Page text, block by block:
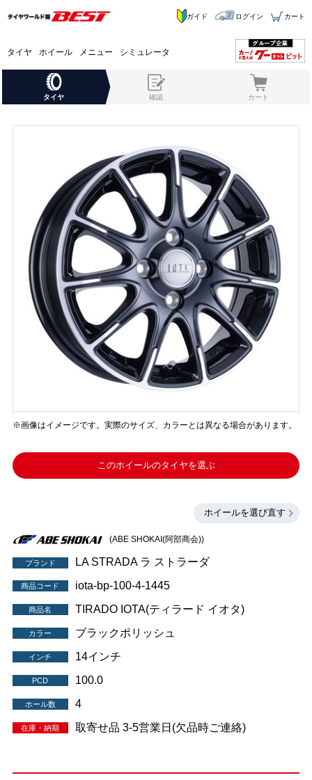
タイヤ ホイール メニュー シミュレータ
ガイド ログイン カート
タイヤ 確認 カート
※画像はイメージです。実際のサイズ、カラーとは異なる場合があります。
このホイールのタイヤを選ぶ
ホイールを選び直す
(ABE SHOKAI(阿部商会))
ブランド LA STRADA ラ ストラーダ
商品コード iota-bp-100-4-1445
商品名 TIRADO IOTA(ティラード イオタ)
カラー ブラックポリッシュ
インチ 14インチ
PCD 100.0
ホール数 4
在庫・納期 取寄せ品 3-5営業日(欠品時ご連絡)